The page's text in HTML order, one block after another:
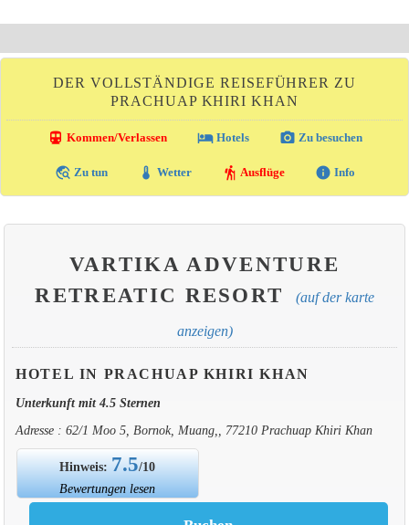
DER VOLLSTÄNDIGE REISEFÜHRER ZU
PRACHUAP KHIRI KHAN
directions_transit Kommen/Verlassen local_hotelHotels photo_camera Zu besuchen
travel_explore Zu tun thermostat Wetter hiking Ausflüge info Info
VARTIKA ADVENTURE
RETREATIC RESORT
(auf der karte
anzeigen)
HOTEL IN PRACHUAP KHIRI KHAN
Unterkunft mit 4.5 Sternen
Adresse : 62/1 Moo 5, Bornok, Muang,, 77210 Prachuap Khiri Khan
Hinweis: 7.5/10
Bewertungen lesen